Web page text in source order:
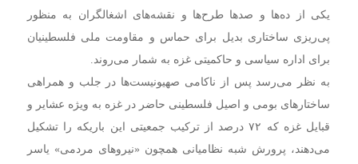
یکی از ده‌ها و صدها طرح‌ها و نقشه‌های اشغالگران به منظور
پی‌ریزی ساختاری بدیل برای حماس و مقاومت ملی فلسطینیان
برای اداره سیاسی و حاکمیتی غزه به شمار می‌روند.
به نظر می‌رسد پس از ناکامی صهیونیست‌ها در جلب و همراهی
ساختارهای بومی و اصیل فلسطینی حاضر در غزه به ویژه عشایر و
قبایل غزه که ۷۲ درصد از ترکیب جمعیتی این باریکه را تشکیل
می‌دهند، پرورش شبه نظامیانی همچون «نیروهای مردمی» یاسر